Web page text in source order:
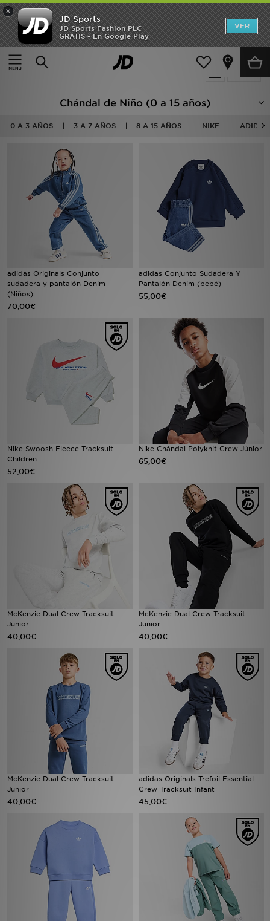
×
JD Sports
JD Sports Fashion PLC
GRATIS - En Google Play
VER
Página principal
Niños
150 productos encontrados
Chándal de Niño (0 a 15 años)
0 A 3 AÑOS 3 A 7 AÑOS 8 A 15 AÑOS NIKE ADIDAS
adidas Originals Conjunto
sudadera y pantalón Denim
(Niños)
70,00€
adidas Conjunto Sudadera Y
Pantalón Denim (bebé)
55,00€
Nike Swoosh Fleece Tracksuit
Children
52,00€
Nike Chándal Polyknit Crew Júnior
65,00€
McKenzie Dual Crew Tracksuit
Junior
40,00€
McKenzie Dual Crew Tracksuit
Junior
40,00€
McKenzie Dual Crew Tracksuit
Junior
40,00€
adidas Originals Trefoil Essential
Crew Tracksuit Infant
45,00€
Hombre
Mujer
Estilo
Ver Marcas
Deportes & Fitness
TARJETA REGALO
MI JD